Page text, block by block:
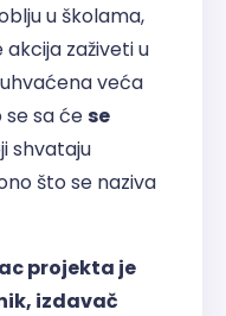
u školama,
zaživeti u
veća
sa ćese
shvataju
što se naziva
projekta je
izdavač